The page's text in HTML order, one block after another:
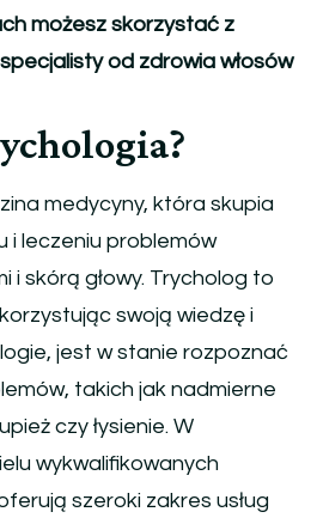
możesz skorzystać z
od zdrowia włosów
medycyny, która skupia
i leczeniu problemów
i skórą głowy. Trycholog to
swoją wiedzę i
jest w stanie rozpoznać
takich jak nadmierne
czy łysienie. W
wykwalifikowanych
szeroki zakres usług